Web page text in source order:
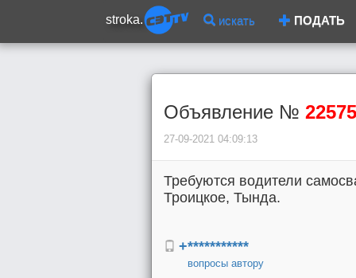
stroka. искать ПОДАТЬ
Объявление № 22575
27-09-2021 04:09:13
Требуются водители
Троицкое, Тында.
+***********
вопросы автору